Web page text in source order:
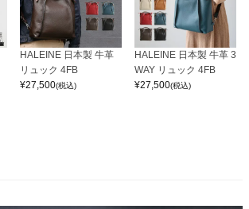
HALEINE 日本製 牛革
リュック 4FB
¥27,500(税込)
HALEINE 日本製 牛革 3
WAY リュック 4FB
¥27,500(税込)